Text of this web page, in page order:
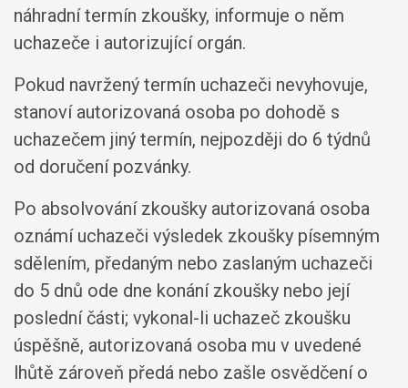
náhradní termín zkoušky, informuje o něm
uchazeče i autorizující orgán.
Pokud navržený termín uchazeči nevyhovuje,
stanoví autorizovaná osoba po dohodě s
uchazečem jiný termín, nejpozději do 6 týdnů
od doručení pozvánky.
Po absolvování zkoušky autorizovaná osoba
oznámí uchazeči výsledek zkoušky písemným
sdělením, předaným nebo zaslaným uchazeči
do 5 dnů ode dne konání zkoušky nebo její
poslední části; vykonal-li uchazeč zkoušku
úspěšně, autorizovaná osoba mu v uvedené
lhůtě zároveň předá nebo zašle osvědčení o